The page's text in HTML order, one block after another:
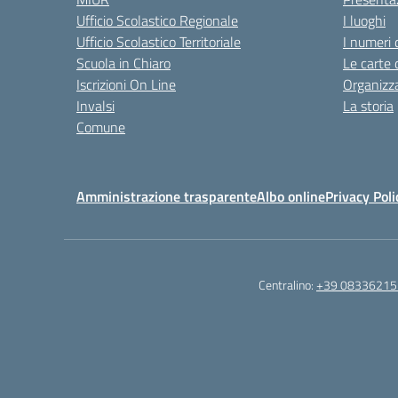
Ufficio Scolastico Regionale
Ufficio Scolastico Territoriale
Scuola in Chiaro
Iscrizioni On Line
Invalsi
Comune
I luoghi
I numeri
Le carte
La storia
Amministrazione trasparenteAlbo onlinePrivacy
Centralino:+39